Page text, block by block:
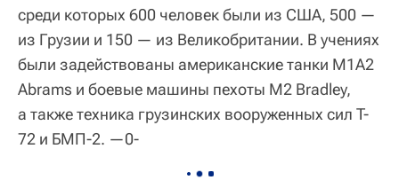
среди которых 600 человек были из США, 500 —
из Грузии и 150 — из Великобритании. В учениях
были задействованы американские танки M1A2
Abrams и боевые машины пехоты M2 Bradley,
а также техника грузинских вооруженных сил T-
72 и БМП-2. —0-